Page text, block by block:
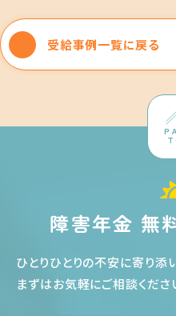
受給事例一覧に戻る
障害年金 無
ひとりひとりの不安に寄り添
まずはお気軽にご相談くださ